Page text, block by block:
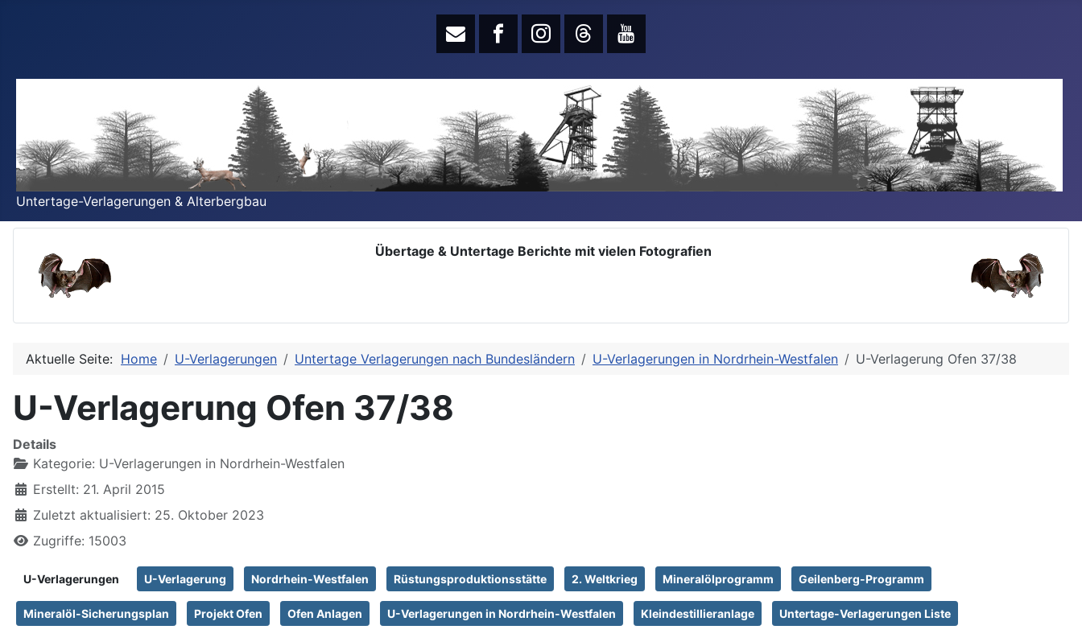
Untertage-Verlagerungen & Alterbergbau
Übertage & Untertage Berichte mit vielen Fotografien
Aktuelle Seite: Home U-Verlagerungen Untertage Verlagerungen nach Bundesländern U-Verlagerungen in Nordrhein-Westfalen U-Verlagerung Ofen 37/38
U-Verlagerung Ofen 37/38
Details
Kategorie: U-Verlagerungen in Nordrhein-Westfalen
Erstellt: 21. April 2015
Zuletzt aktualisiert: 25. Oktober 2023
Zugriffe: 15003
U-Verlagerungen U-Verlagerung Nordrhein-Westfalen Rüstungsproduktionsstätte 2. Weltkrieg Mineralölprogramm Geilenberg-Programm
Mineralöl-Sicherungsplan Projekt Ofen Ofen Anlagen U-Verlagerungen in Nordrhein-Westfalen Kleindestillieranlage Untertage-Verlagerungen Liste